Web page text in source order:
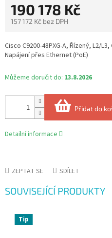
190 178 Kč
157 172 Kč bez DPH
cena:
Můžeme doručit do: 13.8.2026
Přidat do
Cisco C9200-48PXG-A, Řízený, L2/
Napájení přes Ethernet (PoE)
Detailní informace
ZEPTAT SE SDÍLET
SOUVISEJÍCÍ PRODUKTY
Tip